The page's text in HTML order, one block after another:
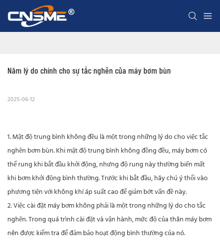
Năm lý do chính cho sự tắc nghẽn của máy bơm bùn
2025-06-12
1. Mật độ trung bình không đều là một trong những lý do cho việc tắc
nghẽn bơm bùn. Khi mật độ trung bình không đồng đều, máy bơm có
thể rung khi bắt đầu khởi động, nhưng độ rung này thường biến mất
khi bơm khởi động bình thường. Trước khi bắt đầu, hãy chú ý thổi vào
phương tiện với không khí áp suất cao để giảm bớt vấn đề này.
2. Việc cài đặt máy bơm không phải là một trong những lý do cho tắc
nghẽn. Trong quá trình cài đặt và vận hành, mức độ của thân máy bơm
nên được kiểm tra để đảm bảo hoạt động bình thường của nó.